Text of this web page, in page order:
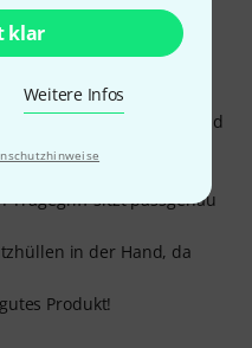
klar
Weitere Infos
gut verarbeiten und
top, nicht zu eng und
Tragegriff sitzt passgenau
in der Hand, da
Produkt!